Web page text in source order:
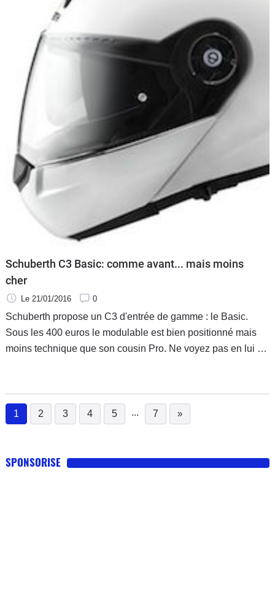
Schuberth C3 Basic: comme avant... mais moins
cher
Le 21/01/2016 0
Schuberth propose un C3 d'entrée de gamme : le Basic.
Sous les 400 euros le modulable est bien positionné mais
moins technique que son cousin Pro. Ne voyez pas en lui un
1
(current)
2 3 4 5 ... 7 »
SPONSORISE